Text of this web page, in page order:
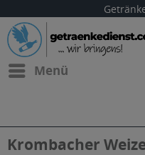
Menü
Krombacher